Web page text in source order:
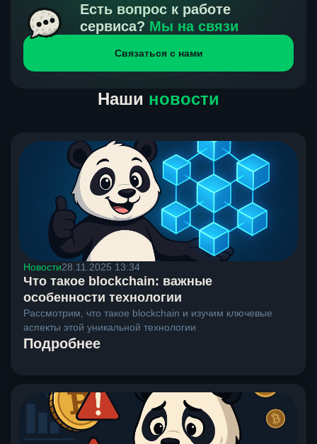
получения нами средств от тебя, а на другой части
направлений курс, указанный на сайте, является
окончательным. Если сомневаешься, напиши в онлайн-
чат на сайте, мы поможем разобраться.
Есть вопрос к работе
сервиса? Мы на связи
Связаться с нами
Наши новости
Новости28.11.2025 13:34
Что такое blockchain: важные
особенности технологии
Рассмотрим, что такое blockchain и изучим ключевые
аспекты этой уникальной технологии
Подробнее